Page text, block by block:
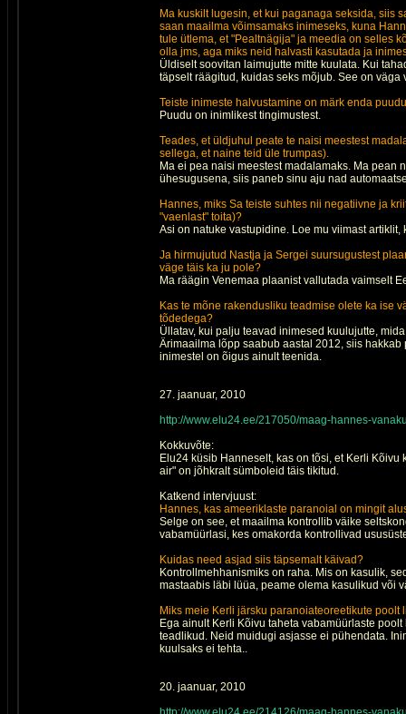
Ma kuskilt lugesin, et kui paganaga seksida, siis
saan maailma võimsamaks inimeseks, kuna
tule ütlema, et "Pealtnägija" ja meedia on selles
olla jms, aga miks neid halvasti kasutada ja
Üldiselt soovitan laimujutte mitte kuulata. Kui
täpselt räägitud, kuidas seks mõjub. See on
Teiste inimeste halvustamine on märk enda
Puudu on inimlikest tingimustest.
Teades, et üldjuhul peate te naisi meestest
sellega, et naine teid üle trumpas).
Ma ei pea naisi meestest madalamaks. Ma pean
ühesugusena, siis paneb sinu aju nad
Hannes, miks Sa teiste suhtes nii negatiivne ja
"vaenlast" toita)?
Asi on natuke vastupidine. Loe mu viimast
Ja hirmujutud Nastja ja Sergei suursugustest
väge täis ka ju pole?
Ma räägin Venemaa plaanist vallutada vaimselt
Kas te mõne rakendusliku teadmise olete ka ise
tõdedega?
Üllatav, kui palju teavad inimesed kuulujutte,
Ärimaailma lõpp saabub aastal 2012, siis
inimestel on õigus ainult teenida.
27. jaanuar, 2010
http://www.elu24.ee/217050/maag-hannes-
Kokkuvõte:
Elu24 küsib Hanneselt, kas on tõsi, et Kerli
air" on jõhkralt sümboleid täis tikitud.
Katkend intervjuust:
Hannes, kas ameeriklaste paranoial on mingit
Selge on see, et maailma kontrollib väike
vabamüürlasi, kes omakorda kontrollivad
Kuidas need asjad siis täpsemalt käivad?
Kontrollmehhanismiks on raha. Mis on kasulik,
mastaabis läbi lüüa, peame olema kasulikud või
Miks meie Kerli järsku paranoiateoreetikute poolt
Ega ainult Kerli Kõivu taheta vabamüürlaste
teadlikud. Neid muidugi asjasse ei pühendata.
kuulsaks ei tehta..
20. jaanuar, 2010